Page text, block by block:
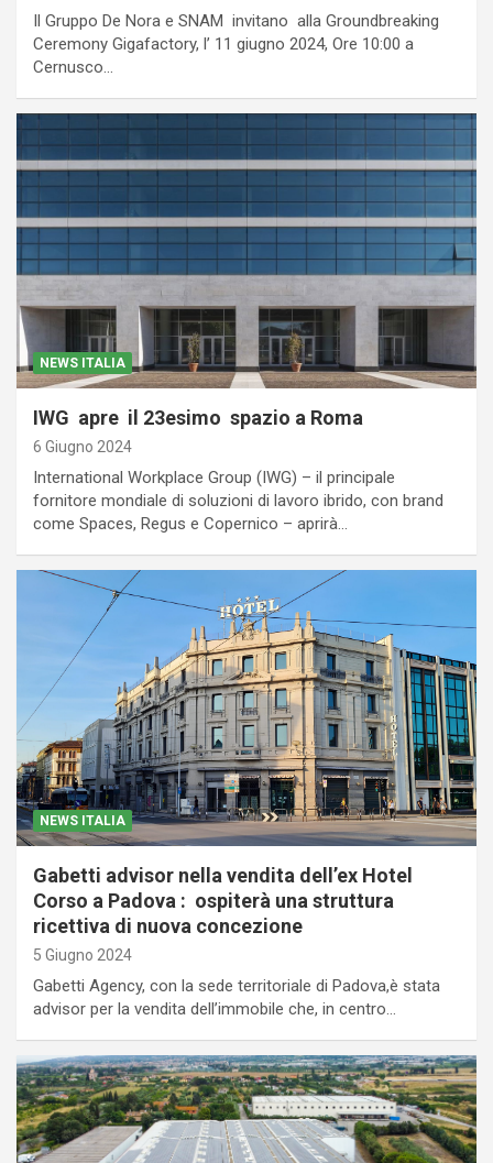
Il Gruppo De Nora e SNAM invitano alla Groundbreaking
Ceremony Gigafactory, l’ 11 giugno 2024, Ore 10:00 a
Cernusco…
NEWS ITALIA
IWG apre il 23esimo spazio a Roma
6 Giugno 2024
International Workplace Group (IWG) – il principale
fornitore mondiale di soluzioni di lavoro ibrido, con brand
come Spaces, Regus e Copernico – aprirà…
NEWS ITALIA
Gabetti advisor nella vendita dell’ex Hotel
Corso a Padova : ospiterà una struttura
ricettiva di nuova concezione
5 Giugno 2024
Gabetti Agency, con la sede territoriale di Padova,è stata
advisor per la vendita dell’immobile che, in centro…